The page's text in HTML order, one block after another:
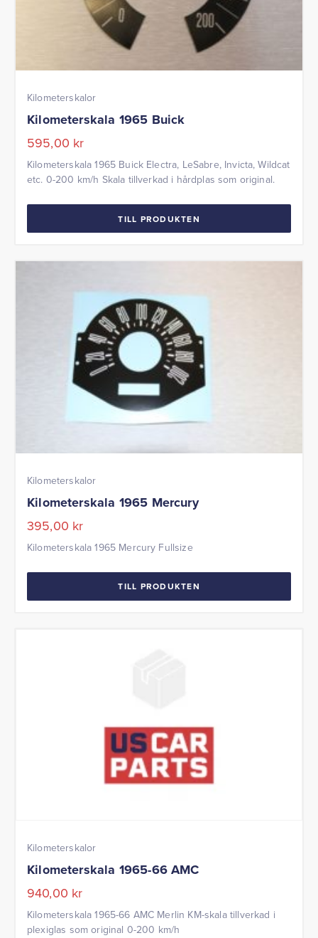
Kilometerskalor
Kilometerskala 1965 Buick
595,00 kr
Kilometerskala 1965 Buick Electra, LeSabre, Invicta, Wildcat
etc. 0-200 km/h Skala tillverkad i hårdplas som original.
TILL PRODUKTEN
Kilometerskalor
Kilometerskala 1965 Mercury
395,00 kr
Kilometerskala 1965 Mercury Fullsize
TILL PRODUKTEN
Kilometerskalor
Kilometerskala 1965-66 AMC
940,00 kr
Kilometerskala 1965-66 AMC Merlin KM-skala tillverkad i
plexiglas som original 0-200 km/h